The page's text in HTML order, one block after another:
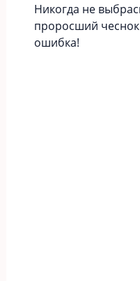
Никогда не
проросший
ошибка!